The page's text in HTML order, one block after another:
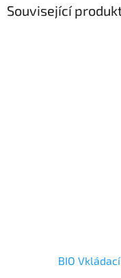
Související
BIO